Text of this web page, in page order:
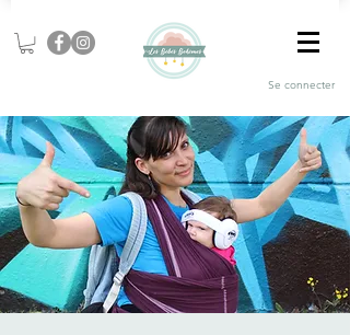
Se connecter